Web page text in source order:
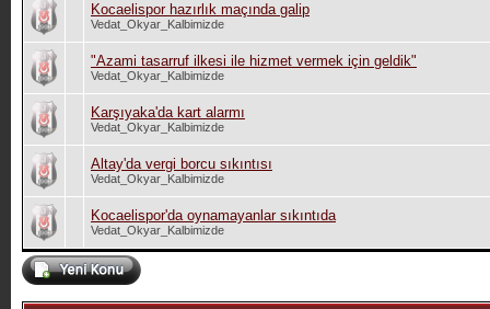
Kocaelispor hazırlık maçında galip
Vedat_Okyar_Kalbimizde
"Azami tasarruf ilkesi ile hizmet vermek için geldik"
Vedat_Okyar_Kalbimizde
Karşıyaka'da kart alarmı
Vedat_Okyar_Kalbimizde
Altay'da vergi borcu sıkıntısı
Vedat_Okyar_Kalbimizde
Kocaelispor'da oynamayanlar sıkıntıda
Vedat_Okyar_Kalbimizde